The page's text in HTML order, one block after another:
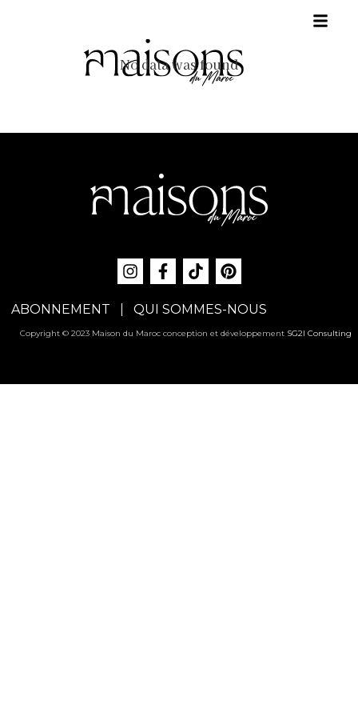
No data was found
ABONNEMENT QUI SOMMES-NOUS
Copyright © 2023 Maison du Maroc conception et développement SG2I Consulting